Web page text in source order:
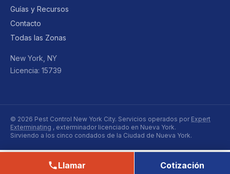
Guías y Recursos
Contacto
Todas las Zonas
New York, NY
Licencia: 15739
© 2026 Pest Control New York City. Servicios operados por Expert
Exterminating , exterminador licenciado en Nueva York.
Sirviendo a los cinco condados de la Ciudad de Nueva York.
Llamar Cotización